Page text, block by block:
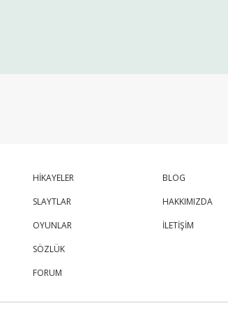
HİKAYELER
SLAYTLAR
OYUNLAR
SÖZLÜK
FORUM
BLOG
HAKKIMIZDA
İLETİŞİM